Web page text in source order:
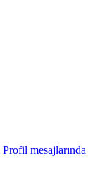
Profil mesajlarında